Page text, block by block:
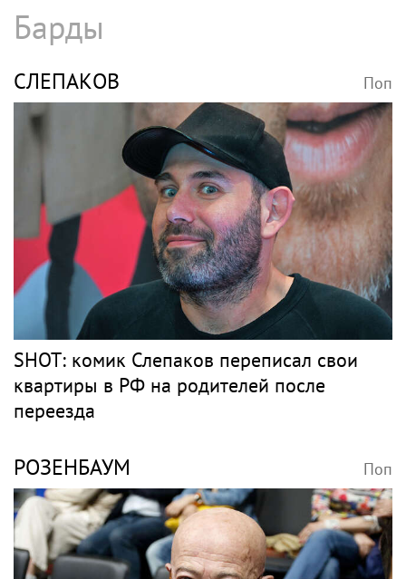
Барды
СЛЕПАКОВ Поп
SHOT: комик Слепаков переписал свои
квартиры в РФ на родителей после
переезда
РОЗЕНБАУМ Поп